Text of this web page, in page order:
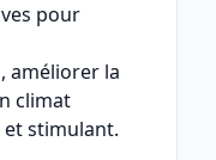
pour
améliorer la
climat
et stimulant.